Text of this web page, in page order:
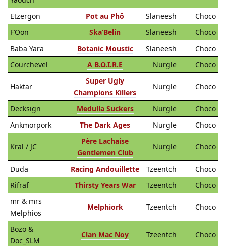
Etzergon
Pot au Phô Slaneesh
Choco
F’Oon
Ska’Belin Slaneesh
Choco
Baba Yara
Botanic Moustic Slaneesh
Choco
Courchevel
A B.O.I.R.E Nurgle Choco
Haktar
Super Ugly
Champions Killers
Nurgle Choco
Decksign Medulla Suckers Nurgle
Choco
Ankmorpork
The Dark Ages Nurgle Choco
Kral / JC
Père Lachaise
Gentlemen Club
Nurgle Choco
Duda Racing Andouillette Tzeentch
Choco
Rifraf
Thirsty Years War Tzeentch
Choco
mr & mrs
Melphios
Melphiork Tzeentch Choco
Bozo &
Doc_SLM
Clan Mac Noy Tzeentch Choco